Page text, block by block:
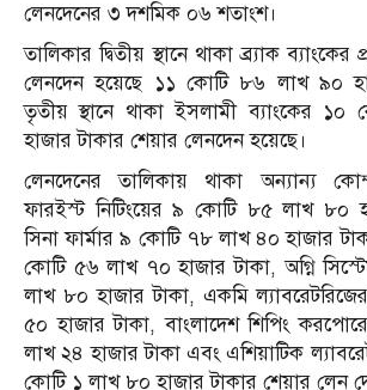
লেনদেনের ৩ দশমিক ০৬ শতাংশ।
তালিকার দ্বিতীয় স্থানে থাকা ব্র্যাক
লেনদেন হয়েছে ১১ কোটি ৮৬ লাখ ৯০
তৃতীয় স্থানে থাকা ইসলামী ব্যাংকের
হাজার টাকার শেয়ার লেনদেন হয়েছে।
লেনদেনের তালিকায় থাকা অন্যান্য
ফারইস্ট নিটিংয়ের ৯ কোটি ৮৫ লাখ ৮০
সিনা ফার্মার ৯ কোটি ৭৮ লাখ ৪০ হাজার
কোটি ৫৬ লাখ ৭০ হাজার টাকা, অগ্নি
লাখ ৮০ হাজার টাকা, একমি
৫০ হাজার টাকা, বাংলাদেশ শিপিং
লাখ ২৪ হাজার টাকা এবং এশিয়াটিক
কোটি ১ লাখ ৮০ হাজার টাকার শেয়ার লেন